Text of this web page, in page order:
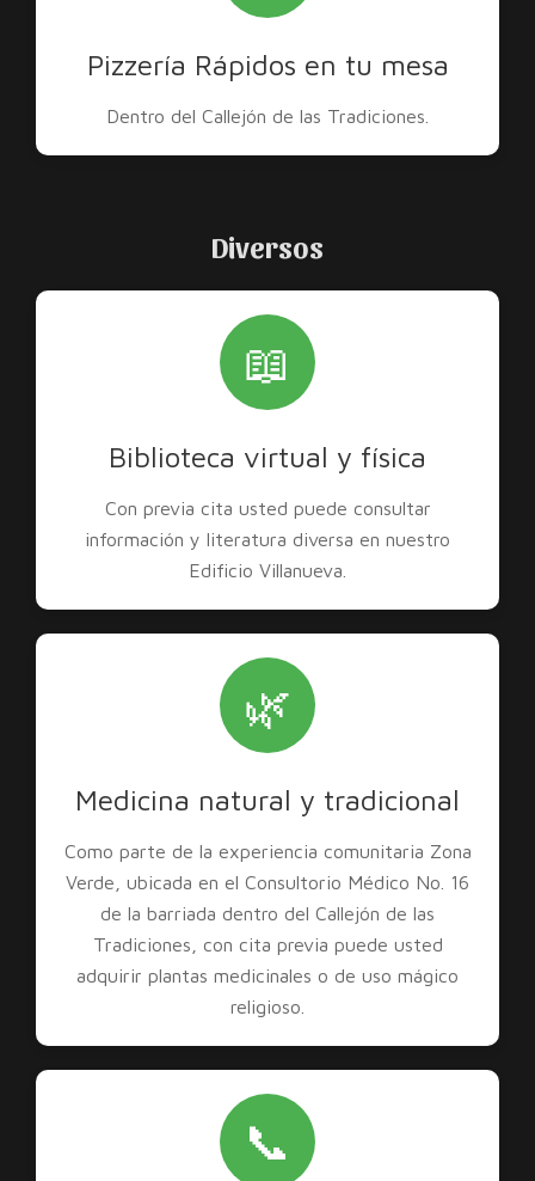
Pizzería Rápidos en tu mesa
Dentro del Callejón de las Tradiciones.
Diversos
📖
Biblioteca virtual y física
Con previa cita usted puede consultar
información y literatura diversa en nuestro
Edificio Villanueva.
🌿
Medicina natural y tradicional
Como parte de la experiencia comunitaria Zona
Verde, ubicada en el Consultorio Médico No. 16
de la barriada dentro del Callejón de las
Tradiciones, con cita previa puede usted
adquirir plantas medicinales o de uso mágico
religioso.
📞